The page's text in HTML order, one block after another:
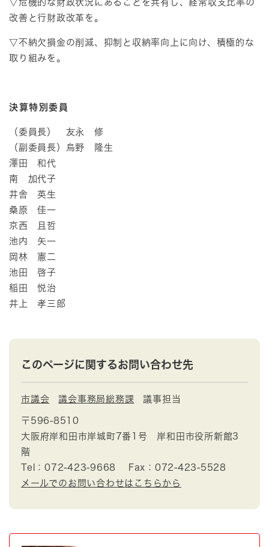
▽危機的な財政状況にあることを共有し、経常収支比率の
改善と行財政改革を。
▽不納欠損金の削減、抑制と収納率向上に向け、積極的な
取り組みを。
決算特別委員
（委員長） 友永 修
（副委員長）烏野 隆生
澤田 和代
南 加代子
井舎 英生
桑原 佳一
京西 且哲
池内 矢一
岡林 憲二
池田 啓子
稲田 悦治
井上 孝三郎
このページに関するお問い合わせ先
市議会 議会事務局総務課 議事担当
〒596-8510
大阪府岸和田市岸城町7番1号 岸和田市役所新館3
階
Tel：072-423-9668
Fax：072-423-5528
メールでのお問い合わせはこちらから